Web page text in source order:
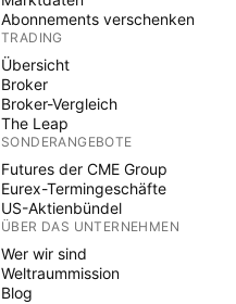
Abonnements verschenken
TRADING
Übersicht
Broker
Broker-Vergleich
The Leap
SONDERANGEBOTE
Futures der CME Group
Eurex-Termingeschäfte
US-Aktienbündel
ÜBER DAS UNTERNEHMEN
Wer wir sind
Weltraummission
Blog